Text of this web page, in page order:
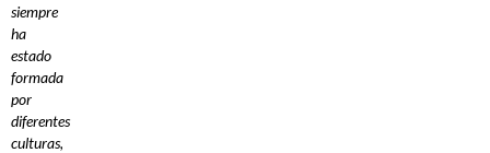
siempre
ha
estado
formada
por
diferentes
culturas,